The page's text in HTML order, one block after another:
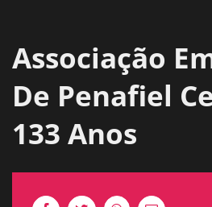
Associação
De Penafiel
133 Anos